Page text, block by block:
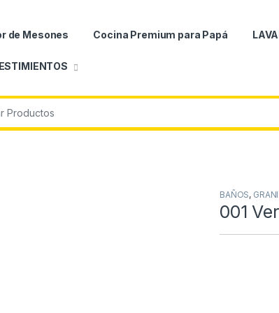
de Mesones Cocina Premium para Papá
BAÑOS,
001